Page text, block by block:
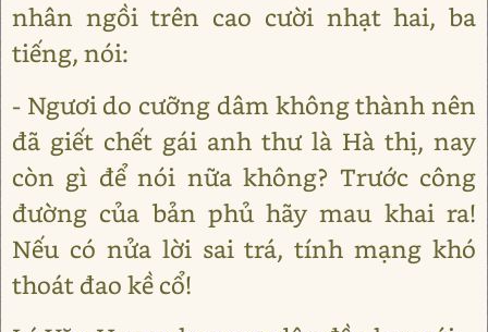
nhân ngồi trên cao cười nhạt hai, ba
tiếng, nói:
- Ngươi do cưỡng dâm không thành nên
đã giết chết gái anh thư là Hà thị, nay
còn gì để nói nữa không? Trước công
đường của bản phủ hãy mau khai ra!
Nếu có nửa lời sai trá, tính mạng khó
thoát đao kề cổ!